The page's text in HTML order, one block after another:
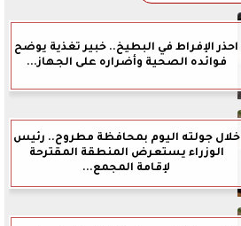
احذر الإفراط في البطيخ.. خبير تغذية يوضح
فوائده الصحية وأضراره على الجهاز...
خلال جولته اليوم بمحافظة مطروح.. رئيس
الوزراء يستعرض المنطقة المقترحة
لإقامة المجمع...